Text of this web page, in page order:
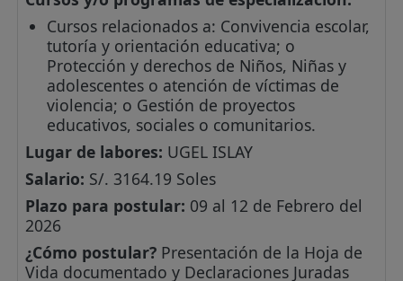
Cursos relacionados a: Convivencia escolar,
tutoría y orientación educativa; o
Protección y derechos de Niños, Niñas y
adolescentes o atención de víctimas de
violencia; o Gestión de proyectos
educativos, sociales o comunitarios.
Lugar de labores: UGEL ISLAY
Salario: S/. 3164.19 Soles
Plazo para postular: 09 al 12 de Febrero del
2026
¿Cómo postular? Presentación de la Hoja de
Vida documentado y Declaraciones Juradas